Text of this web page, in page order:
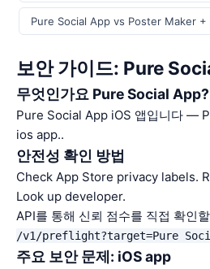
Pure Social App vs Poster Maker
보안 가이드: Pure
무엇인가요 Pure Social App?
Pure Social App iOS 앱입니다 —
ios app..
안전성 확인 방법
Check App Store privacy labels.
Look up developer.
API를 통해 신뢰 점수를 직접 확인
/v1/preflight?target=Pure
주요 보안 문제: iOS app